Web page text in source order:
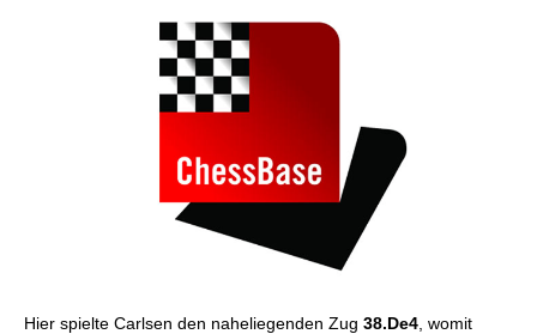
Hier spielte Carlsen den naheliegenden Zug 38.De4 , womit